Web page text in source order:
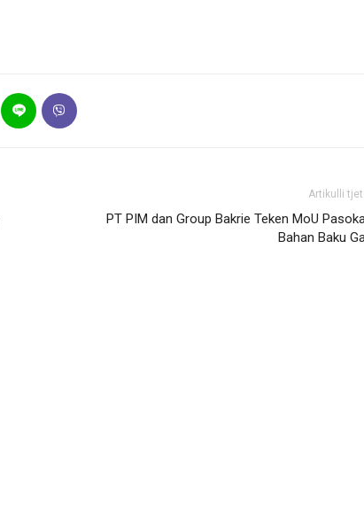
Artikulli
PT PIM dan Group Bakrie Teken MoU
Bahan Baku